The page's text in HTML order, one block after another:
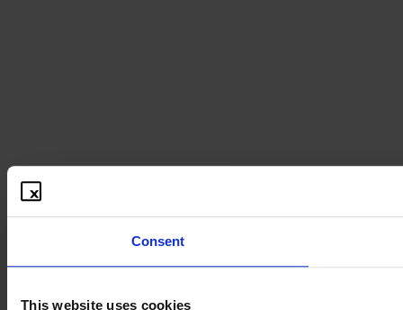
Consent
This website uses cookies